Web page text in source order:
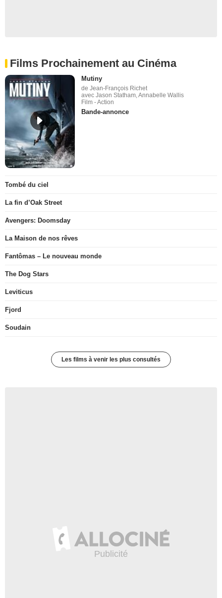
Films Prochainement au Cinéma
Mutiny
de Jean-François Richet
avec Jason Statham, Annabelle Wallis
Film - Action
Bande-annonce
Tombé du ciel
La fin d’Oak Street
Avengers: Doomsday
La Maison de nos rêves
Fantômas – Le nouveau monde
The Dog Stars
Leviticus
Fjord
Soudain
Les films à venir les plus consultés